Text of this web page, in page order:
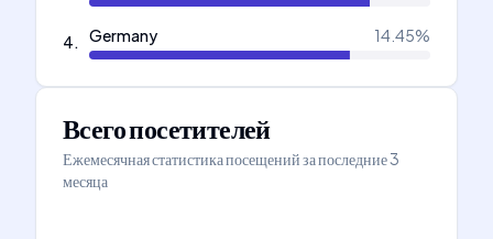
4. Germany 14.45%
Всего посетителей
Ежемесячная статистика посещений за последние 3
месяца